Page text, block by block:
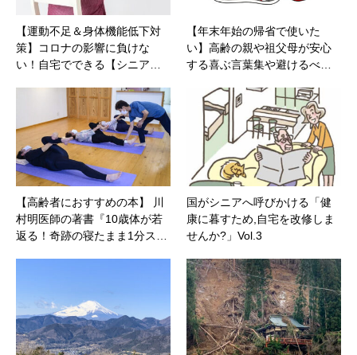
【運動不足＆身体機能低下対
策】コロナの影響に負けな
い！自宅でできる【シニア…
【年末年始の帰省で使いた
い】高齢の親や祖父母が安心
する喜ぶ言葉集や避けるべ…
【高齢者におすすめの本】 川
村明医師の著書『10歳体が若
返る！奇跡の寝たまま1分ス…
国がシニアへ呼びかける「健
康に暮すため,自宅を改修しま
せんか?」Vol.3